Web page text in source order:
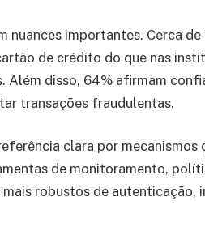
nuances importantes. Cerca
de crédito do que nas
disso, 64% afirmam
transações fraudulentas.
clara por mecanismos
de monitoramento,
robustos de autenticação,